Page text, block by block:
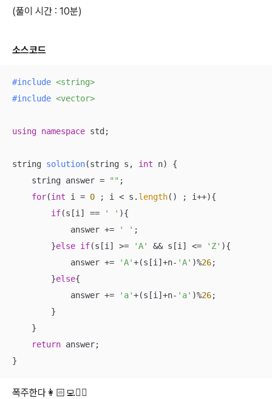
(풀이 시간 : 10분)
소스코드
#include <string>
#include <vector>
using namespace std;
string solution(string s, int n)
{
    string answer =
"" ;
for(int i = 0 ; i < s. length() ; i++){
if(s[i] == ' ' ){
            answer +=
' ' ;
        }
else if(s[i] >= 'A' && s[i] <= 'Z' ){
            answer +=
'A'+(s[i]+n- 'A' )%26;
        }
else{
            answer +=
'a'+(s[i]+n- 'a' )%26;
        }
    }
return answer;
}
폭주한다👩🏻‍💻🙋‍♀️